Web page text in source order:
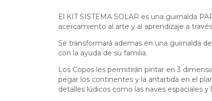
El KIT SISTEMA SOLAR es una guirnalda
acercamiento al arte y al aprendizaje a
Se transformará ademas en una guirnalda
con la ayuda de su familia.
Los Copos les permitirán pintar en 3
pegar los continentes y la antartida en el
detalles lúdicos como las naves espaciales y